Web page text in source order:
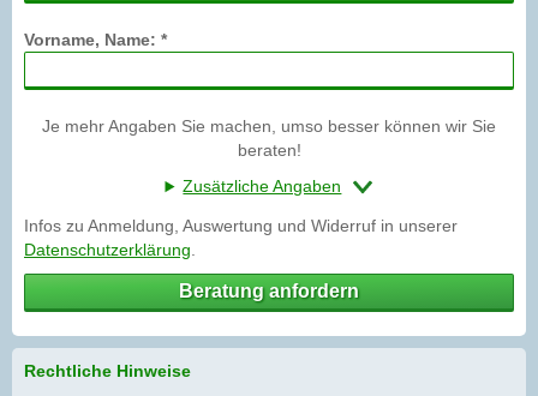
Vorname, Name: *
Je mehr Angaben Sie machen, umso besser können wir Sie
beraten!
Zusätzliche Angaben
Infos zu Anmeldung, Auswertung und Widerruf in unserer
Datenschutzerklärung
Beratung anfordern
Rechtliche Hinweise